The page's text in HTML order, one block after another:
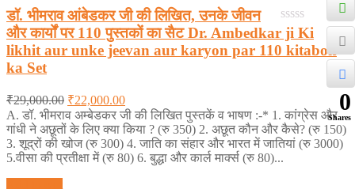
0
out
of
डॉ. भीमराव आंबेडकर जी की लिखित, उनके जीवन
और कार्यों पर 110 पुस्तकों का सैट Dr. Ambedkar ji Ki
likhit aur unke jeevan aur karyon par 110 kitabon
ka Set
₹29,000.00 ₹22,000.00
A. डॉ. भीमराव अम्बेडकर जी की लिखित पुस्तकें व भाषण :-* 1. कांग्रेस और
गांधी ने अछूतों के लिए क्या किया ? (रु 350) 2. अछूत कौन और कैसे? (रु 150)
3. शूद्रों की खोज (रु 300) 4. जाति का संहार और भारत में जातियां (रु 3000)
5.वीसा की प्रतीक्षा में (रु 80) 6. बुद्धा और कार्ल मार्क्स (रु 80)...
0
Shares